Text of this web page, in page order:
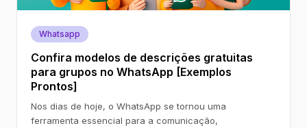
Whatsapp
Confira modelos de descrições gratuitas
para grupos no WhatsApp [Exemplos
Prontos]
Nos dias de hoje, o WhatsApp se tornou uma
ferramenta essencial para a comunicação,